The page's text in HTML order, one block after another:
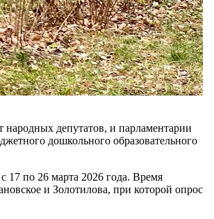
депутатов, и парламентарии
дошкольного образовательного
17 по 26 марта 2026 года. Время
и Золотилова, при которой опрос